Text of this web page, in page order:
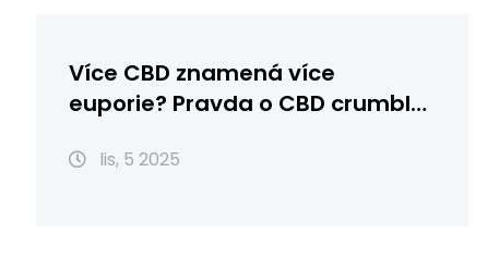
Více CBD znamená více
euporie? Pravda o CBD crumble
lis, 5 2025